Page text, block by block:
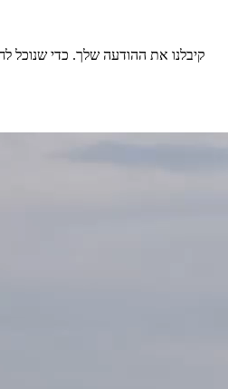
קיבלנו את ההודעה שלך. כדי שנוכל